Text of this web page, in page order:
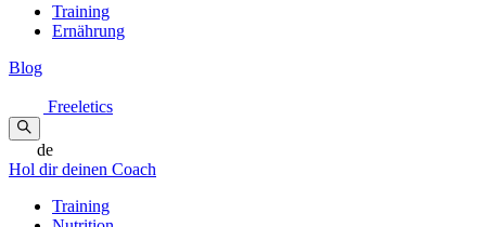
Training
Ernährung
Blog
Freeletics
de
Hol dir deinen Coach
Training